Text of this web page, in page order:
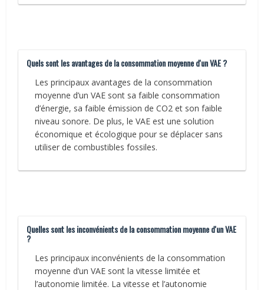
Quels sont les avantages de la consommation moyenne d'un VAE ?
Les principaux avantages de la consommation
moyenne d’un VAE sont sa faible consommation
d’énergie, sa faible émission de CO2 et son faible
niveau sonore. De plus, le VAE est une solution
économique et écologique pour se déplacer sans
utiliser de combustibles fossiles.
Quelles sont les inconvénients de la consommation moyenne d'un VAE
?
Les principaux inconvénients de la consommation
moyenne d’un VAE sont la vitesse limitée et
l’autonomie limitée. La vitesse et l’autonomie